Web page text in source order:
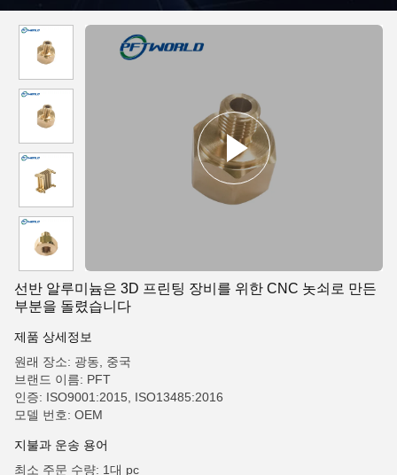
선반 알루미늄은 3D 프린팅 장비를 위한 CNC 놋쇠로 만든
부분을 돌렸습니다
제품 상세정보
원래 장소: 광동, 중국
브랜드 이름: PFT
인증: ISO9001:2015, ISO13485:2016
모델 번호: OEM
지불과 운송 용어
최소 주문 수량: 1대 pc